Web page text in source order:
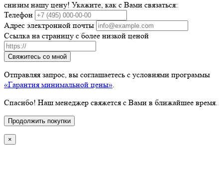
снизим нашу цену! Укажите, как с Вами связаться:
Телефон
Адрес электронной почты
Ссылка на страницу с более низкой ценой
Свяжитесь со мной
Отправляя запрос, вы соглашаетесь с условиями программы
«Гарантия минимальной цены»
Спасибо! Наш менеджер свяжется с Вами в ближайшее время.
Продолжить покупки
×